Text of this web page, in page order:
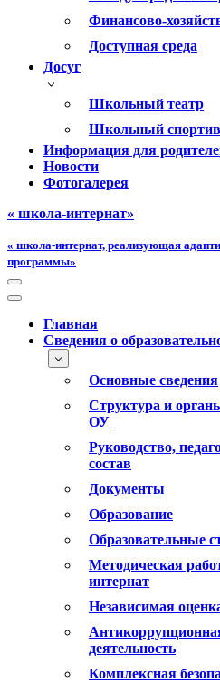
Финансово-
Доступная среда
Досуг
Школьный театр
Школьный
Информация для
Новости
Фотогалерея
« школа-интернат»
« школа-интернат, реализующая
программы»
Меню
навигации
Меню
навигацииГлавная
Сведения о
Основные сведения
Структура и
ОУ
Руководство,
состав
Документы
Образование
Образовательные
Методическая
интернат
Независимая
деятельность
Комплексная